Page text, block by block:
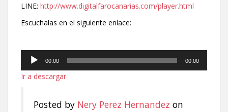
LINE: http://www.digitalfarocanarias.com/player.html
Escuchalas en el siguiente enlace:
Reproductor
audio
00:00 00:00
Ir a descargar
Posted by Nery Perez Hernandez on